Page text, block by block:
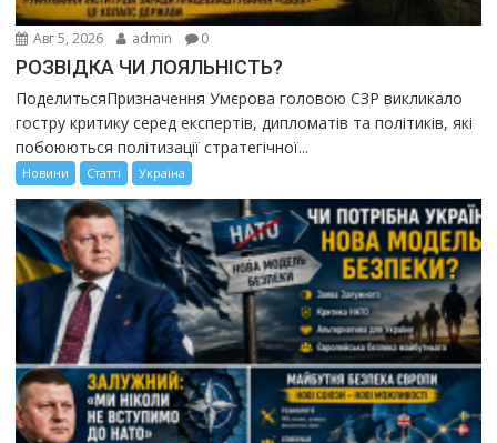
Авг 5, 2026 admin 0
РОЗВІДКА ЧИ ЛОЯЛЬНІСТЬ?
ПоделитьсяПризначення Умєрова головою СЗР викликало
гостру критику серед експертів, дипломатів та політиків, які
побоюються політизації стратегічної...
Новини Статті Україна